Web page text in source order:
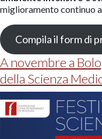
miglioramento continuo
Compila il form di
A novembre a
della Scienza